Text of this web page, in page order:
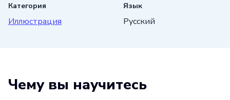
сертификат поможет вам улучшить свои
карьерные перспективы и стать
Присоединяйтесь к нам и начните свой
путь к успеху уже сегодня!
Категория
Иллюстрация
Язык
Русский
Чему вы научитесь